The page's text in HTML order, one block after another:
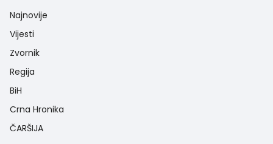
Najnovije
Vijesti
Zvornik
Regija
BiH
Crna Hronika
ČARŠIJA